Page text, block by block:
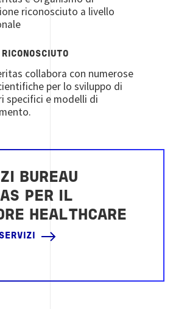
riconosciuto a livello
collabora con numerose
per lo sviluppo di
specifici e modelli di
BUREAU
PER IL
HEALTHCARE